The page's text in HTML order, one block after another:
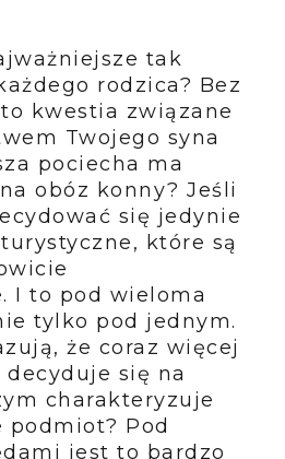
tak
rodzica? Bez
kwestia związane
Twojego syna
pociecha ma
obóz konny? Jeśli
się jedynie
które są
I to pod wieloma
tylko pod jednym.
że coraz więcej
się na
charakteryzuje
podmiot? Pod
jest to bardzo